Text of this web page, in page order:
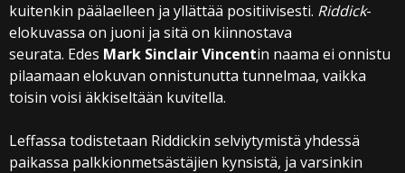
kuitenkin päälaelleen ja yllättää positiivisesti. Riddick-
elokuvassa on juoni ja sitä on kiinnostava
seurata. Edes Mark Sinclair Vincentin naama ei onnistu
pilaamaan elokuvan onnistunutta tunnelmaa, vaikka
toisin voisi äkkiseltään kuvitella.
Leffassa todistetaan Riddickin selviytymistä yhdessä
paikassa palkkionmetsästäjien kynsistä, ja varsinkin